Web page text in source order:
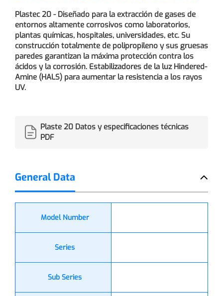
Plastec 20 - Diseñado para la extracción de gases de
entornos altamente corrosivos como laboratorios,
plantas químicas, hospitales, universidades, etc. Su
construcción totalmente de polipropileno y sus gruesas
paredes garantizan la máxima protección contra los
ácidos y la corrosión. Estabilizadores de la luz Hindered-
Amine (HALS) para aumentar la resistencia a los rayos
UV.
Plaste 20 Datos y especificaciones técnicas
PDF
General Data
Model Number
Series
Sub Series